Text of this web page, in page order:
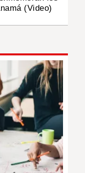
(Video)